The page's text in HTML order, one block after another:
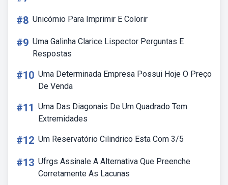
#8 Unicórnio Para Imprimir E Colorir
#9 Uma Galinha Clarice Lispector Perguntas E
Respostas
#10 Uma Determinada Empresa Possui Hoje O Preço
De Venda
#11 Uma Das Diagonais De Um Quadrado Tem
Extremidades
#12 Um Reservatório Cilindrico Esta Com 3/5
#13 Ufrgs Assinale A Alternativa Que Preenche
Corretamente As Lacunas